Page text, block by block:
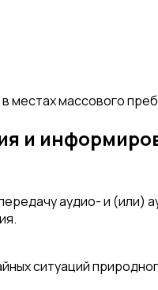
местах массового
и
аудио- и (или)
ситуаций